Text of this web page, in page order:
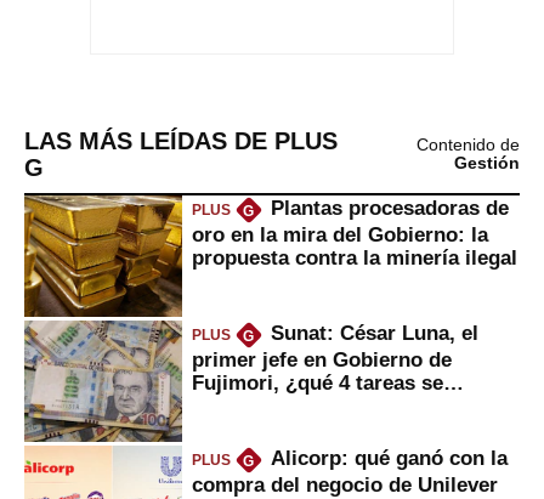
LAS MÁS LEÍDAS DE PLUS
G
Contenido de
Gestión
PLUS G
Plantas procesadoras de
oro en la mira del Gobierno: la
propuesta contra la minería ilegal
PLUS G
Sunat: César Luna, el
primer jefe en Gobierno de
Fujimori, ¿qué 4 tareas se
PLUS G
Alicorp: qué ganó con la
compra del negocio de Unilever